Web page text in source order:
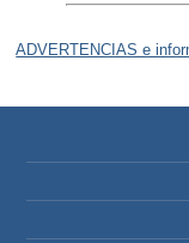
ADVERTENCIAS e